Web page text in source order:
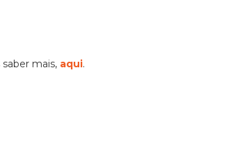
mais, aqui.